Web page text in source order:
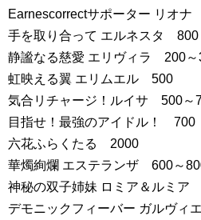
Earnescorrectサポーター リオ
手を取り合って エルネスタ 800
静謐なる慈愛 エリヴィラ 200～
虹映える翼 エリムエル 500
気合リチャージ！ルイサ 500～
目指せ！最強のアイドル！ 700
六花ふらくたる 2000
華燭絢爛 エステランザ 600～
神秘の双子姉妹 ロミア＆ルミア
デモニックフィーバー ガルヴィ